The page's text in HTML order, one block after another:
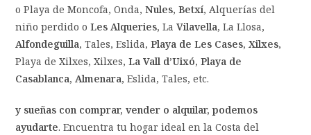
o Playa de Moncofa, Onda,Nules,Betxí, Alquerías del
niño perdido oLes Alqueries, LaVilavella, La Llosa,
Alfondeguilla, Tales, Eslida,Playa de Les Cases, Xilxes,
Playa de Xilxes, Xilxes,La Vall d’Uixó,Playa de
Casablanca, Almenara, Eslida, Tales, etc.
y sueñas con comprar, vender o alquilar, podemos
ayudarte. Encuentra tu hogar ideal en la Costa del